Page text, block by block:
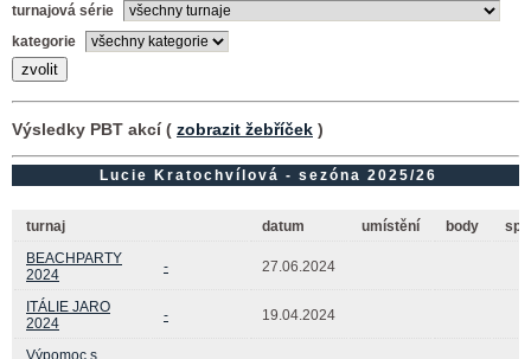
turnajová série
kategorie
Výsledky PBT akcí ( zobrazit žebříček )
Lucie Kratochvílová - sezóna 2025/26
turnaj datum umístění body
BEACHPARTY
2024
- 27.06.2024
ITÁLIE JARO
2024
- 19.04.2024
Výpomoc s